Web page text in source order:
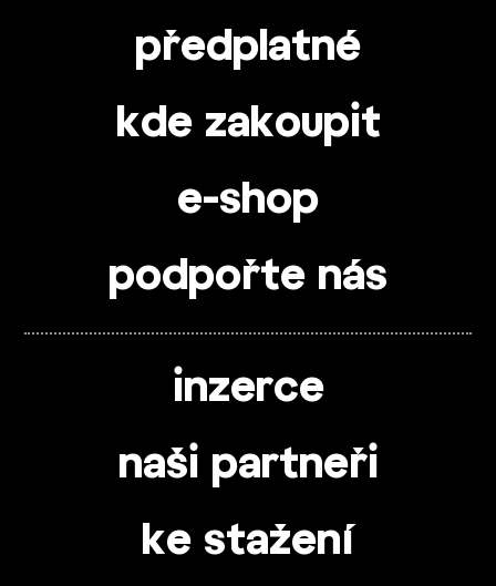
předplatné
kde zakoupit
e-shop
podpořte nás
inzerce
naši partneři
ke stažení